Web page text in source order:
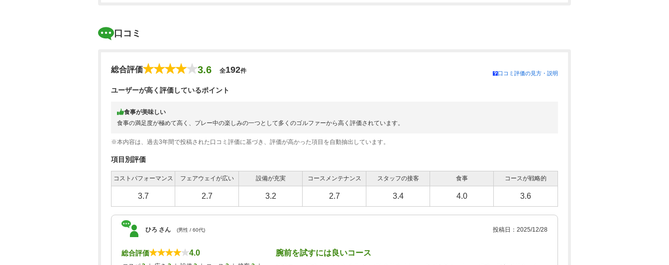
口コミ
総合評価 3.6 全192件 口コミ評価の見方・説明
ユーザーが高く評価しているポイント
食事が美味しい
食事の満足度が極めて高く、プレー中の楽しみの一つとして多くのゴルファーから高く評価されています。
※本内容は、過去3年間で投稿された口コミ評価に基づき、評価が高かった項目を自動抽出しています。
項目別評価
コストパフォーマンス フェアウェイが広い 設備が充実 コースメンテナンス スタッフの接客 食事 コースが戦略的
3.7 2.7 3.2 2.7 3.4 4.0 3.6
ひろ さん (男性 / 60代) 投稿日：2025/12/28
総合評価 4.0 腕前を試すには良いコース